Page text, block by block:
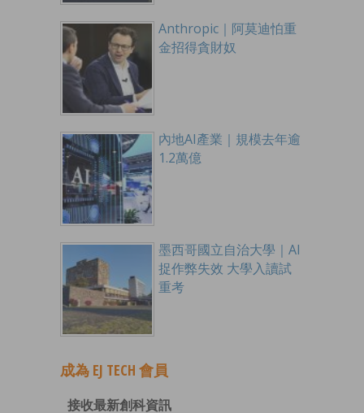
Anthropic｜阿莫迪怕重
金招得貪財奴
內地AI產業｜規模去年逾
1.2萬億
墨西哥國立自治大學｜AI
捉作弊失效 大學入讀試
重考
成為 EJ TECH 會員
接收最新創科資訊